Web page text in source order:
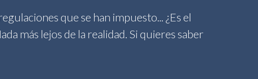
que se han impuesto... ¿Es el
más lejos de la realidad. Si quieres saber